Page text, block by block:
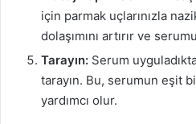
için parmak uçlarınızla
dolaşımını artırır ve
Tarayın: Serum
tarayın. Bu, serumun eşit
yardımcı olur.